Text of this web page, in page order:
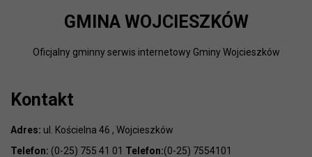
GMINA WOJCIESZKÓW
Oficjalny gminny serwis internetowy Gminy Wojcieszków
Kontakt
Adres: ul. Kościelna 46 , Wojcieszków
Telefon: (0-25) 755 41 01 Telefon:(0-25) 7554101